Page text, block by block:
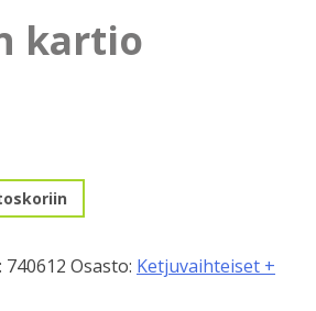
kartio
740612 Osasto: Ketjuvaihteiset +